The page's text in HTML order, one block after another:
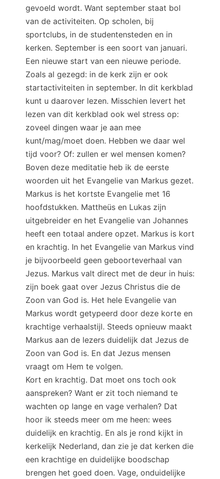
gevoeld wordt. Want september staat bol
van de activiteiten. Op scholen, bij
sportclubs, in de studentensteden en in
kerken. September is een soort van januari.
Een nieuwe start van een nieuwe periode.
Zoals al gezegd: in de kerk zijn er ook
startactiviteiten in september. In dit kerkblad
kunt u daarover lezen. Misschien levert het
lezen van dit kerkblad ook wel stress op:
zoveel dingen waar je aan mee
kunt/mag/moet doen. Hebben we daar wel
tijd voor? Of: zullen er wel mensen komen?
Boven deze meditatie heb ik de eerste
woorden uit het Evangelie van Markus gezet.
Markus is het kortste Evangelie met 16
hoofdstukken. Mattheüs en Lukas zijn
uitgebreider en het Evangelie van Johannes
heeft een totaal andere opzet. Markus is kort
en krachtig. In het Evangelie van Markus vind
je bijvoorbeeld geen geboorteverhaal van
Jezus. Markus valt direct met de deur in huis:
zijn boek gaat over Jezus Christus die de
Zoon van God is. Het hele Evangelie van
Markus wordt getypeerd door deze korte en
krachtige verhaalstijl. Steeds opnieuw maakt
Markus aan de lezers duidelijk dat Jezus de
Zoon van God is. En dat Jezus mensen
vraagt om Hem te volgen.
Kort en krachtig. Dat moet ons toch ook
aanspreken? Want er zit toch niemand te
wachten op lange en vage verhalen? Dat
hoor ik steeds meer om me heen: wees
duidelijk en krachtig. En als je rond kijkt in
kerkelijk Nederland, dan zie je dat kerken die
een krachtige en duidelijke boodschap
brengen het goed doen. Vage, onduidelijke